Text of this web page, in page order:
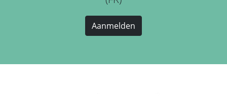
Aanmelden